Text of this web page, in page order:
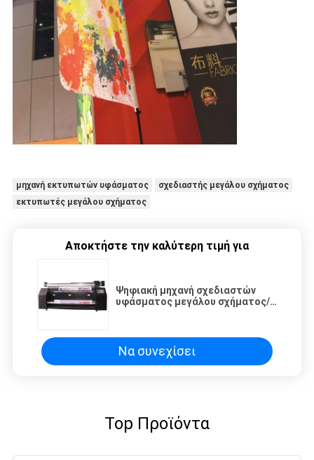
μηχανή εκτυπωτών υφάσματος
σχεδιαστής μεγάλου σχήματος
εκτυπωτές μεγάλου σχήματος
Αποκτήστε την καλύτερη τιμή για
Ψηφιακή μηχανή σχεδιαστών
υφάσματος μεγάλου σχήματος/
Να συνεχίσει
Top Προϊόντα